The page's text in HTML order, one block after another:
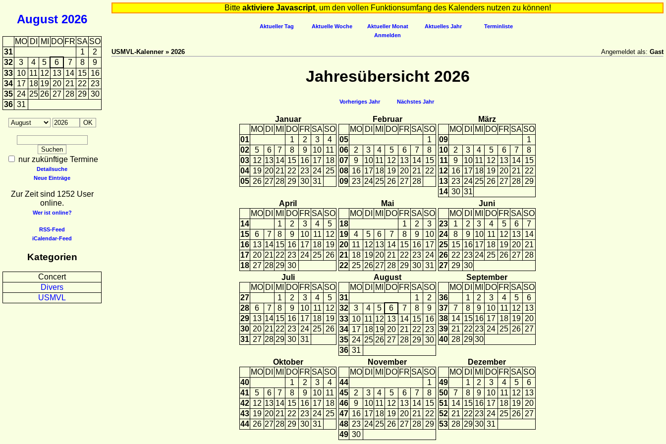
August 2026
MO DI MI DO FR SA SO
31
1
2
32
3 4 5 6 7 8
9
33 10 11 12 13 14 15 16
34 17 18 19 20 21 22 23
35 24 25 26 27 28 29 30
36 31
nur zukünftige Termine
Detailsuche
Neue Einträge
Zur Zeit sind 1252 User
online.
Wer ist online?
RSS-Feed
iCalendar-Feed
Kategorien
Concert
Divers
USMVL
Bitte aktiviere Javascript, um den vollen Funktionsumfang des Kalenders nutzen zu können!
Aktueller Tag Aktuelle Woche Aktueller Monat Aktuelles Jahr
Terminliste
Anmelden
USMVL-Kalenner » 2026 Angemeldet als: Gast
Jahresübersicht 2026
Vorheriges Jahr Nächstes Jahr
Januar
MO DI MI DO FR SA SO
01
1 2 3
4
02
5 6 7 8 9 10 11
03 12 13 14 15 16 17 18
04 19 20 21 22 23 24 25
05 26 27 28 29 30 31
Februar
MO DI MI DO FR SA SO
05
1
06
2 3 4 5 6 7
8
07
9 10 11 12 13 14 15
08 16 17 18 19 20 21 22
09 23 24 25 26 27 28
März
MO DI MI DO FR SA SO
09
1
10
2 3 4 5 6 7
8
11
9 10 11 12 13 14 15
12 16 17 18 19 20 21 22
13 23 24 25 26 27 28 29
14 30 31
April
MO DI MI DO FR SA SO
14
1 2 3 4
5
15
6 7 8 9 10 11 12
16 13 14 15 16 17 18 19
17 20 21 22 23 24 25 26
18 27 28 29 30
Mai
MO DI MI DO FR SA SO
18
1 2
3
19
4 5 6 7 8 9
10
20 11 12 13 14 15 16 17
21 18 19 20 21 22 23 24
22 25 26 27 28 29 30 31
Juni
MO DI MI DO FR SA SO
23
1 2 3 4 5 6
7
24
8 9 10 11 12 13 14
25 15 16 17 18 19 20 21
26 22 23 24 25 26 27 28
27 29 30
Juli
MO DI MI DO FR SA SO
27
1 2 3 4
5
28
6 7 8 9 10 11 12
29 13 14 15 16 17 18 19
30 20 21 22 23 24 25 26
31 27 28 29 30 31
August
MO DI MI DO FR SA SO
31
1
2
32
3 4 5 6 7 8
9
33 10 11 12 13 14 15 16
34 17 18 19 20 21 22 23
35 24 25 26 27 28 29 30
36 31
September
MO DI MI DO FR SA SO
36
1 2 3 4 5
6
37
7 8 9 10 11 12 13
38 14 15 16 17 18 19 20
39 21 22 23 24 25 26 27
40 28 29 30
Oktober
MO DI MI DO FR SA SO
40
1 2 3
4
41
5 6 7 8 9 10 11
42 12 13 14 15 16 17 18
43 19 20 21 22 23 24 25
44 26 27 28 29 30 31
November
MO DI MI DO FR SA SO
44
1
45
2 3 4 5 6 7
8
46
9 10 11 12 13 14 15
47 16 17 18 19 20 21 22
48 23 24 25 26 27 28 29
49 30
Dezember
MO DI MI DO FR SA SO
49
1 2 3 4 5
6
50
7 8 9 10 11 12 13
51 14 15 16 17 18 19 20
52 21 22 23 24 25 26 27
53 28 29 30 31